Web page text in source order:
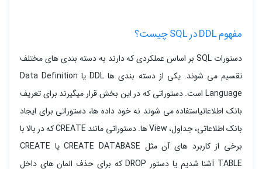
مفهوم DDL در SQL چیست؟
دستورات SQL بر اساس عملکردی که دارند به دسته بندی های مختلف
تقسیم می شوند. یکی از دسته بندی ها DDL یا Data Definition
Language است. دستوراتی که در این بخش قرار میگیرند برای تعریف
بانک اطلاعاتیاستفاده می شوند نه خود داده ها، دستوراتی برای ایجاد
بانک اطلاعاتی، جداول، View ها. دستوراتی مانند CREATE که در بالا با
برخی از کاربرد های آن مثل CREATE DATABASE یا CREATE
TABLE آشنا شدیم یا دستور DROP که برای حذف المان های داخل